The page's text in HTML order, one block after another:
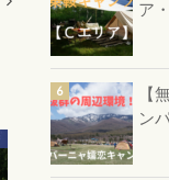
ア
【
ン